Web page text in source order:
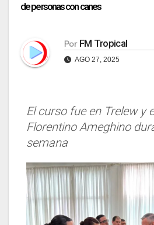
de personas con canes
Por FM Tropical
AGO 27, 2025
El curso fue en Trelew y
Florentino Ameghino
semana